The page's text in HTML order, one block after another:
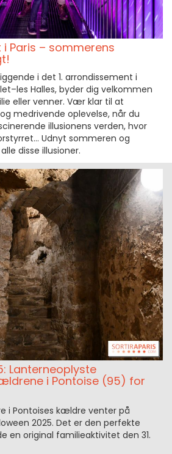
Paris – sommerens
i det 1. arrondissement i
Halles, byder dig velkommen
eller venner. Vær klar til at
medrivende oplevelse, når du
illusionens verden, hvor
Udnyt sommeren og
disse illusioner.
Lanterneoplyste
i Pontoise (95) for
i Pontoises kældre venter på
2025. Det er den perfekte
en original familieaktivitet den 31.